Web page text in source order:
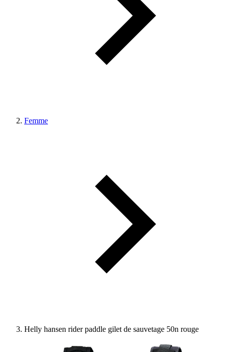
Femme
Helly hansen rider paddle gilet de sauvetage 50n rouge